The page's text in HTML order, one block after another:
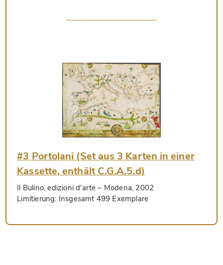
#3 Portolani (Set aus 3 Karten in einer
Kassette, enthält C.G.A.5.d)
Il Bulino, edizioni d'arte – Modena, 2002
Limitierung: Insgesamt 499 Exemplare